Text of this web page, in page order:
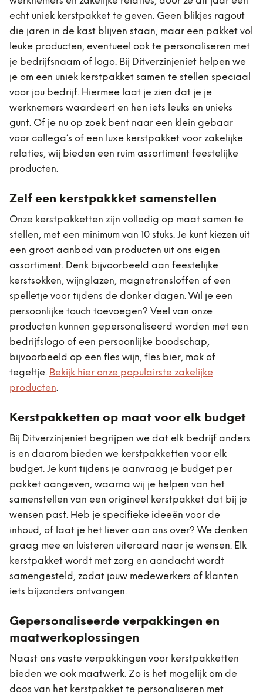
echt uniek kerstpakket te geven. Geen blikjes ragout
die jaren in de kast blijven staan, maar een pakket vol
leuke producten, eventueel ook te personaliseren met
je bedrijfsnaam of logo. Bij Ditverzinjeniet helpen we
je om een uniek kerstpakket samen te stellen speciaal
voor jou bedrijf. Hiermee laat je zien dat je je
werknemers waardeert en hen iets leuks en unieks
gunt. Of je nu op zoek bent naar een klein gebaar
voor collega’s of een luxe kerstpakket voor zakelijke
relaties, wij bieden een ruim assortiment feestelijke
producten.
Zelf een kerstpakkket samenstellen
Onze kerstpakketten zijn volledig op maat samen te
stellen, met een minimum van 10 stuks. Je kunt kiezen uit
een groot aanbod van producten uit ons eigen
assortiment. Denk bijvoorbeeld aan feestelijke
kerstsokken, wijnglazen, magnetronsloffen of een
spelletje voor tijdens de donker dagen. Wil je een
persoonlijke touch toevoegen? Veel van onze
producten kunnen gepersonaliseerd worden met een
bedrijfslogo of een persoonlijke boodschap,
bijvoorbeeld op een fles wijn, fles bier, mok of
tegeltje. Bekijk hier onze populairste zakelijke
producten.
Kerstpakketten op maat voor elk budget
Bij Ditverzinjeniet begrijpen we dat elk bedrijf anders
is en daarom bieden we kerstpakketten voor elk
budget. Je kunt tijdens je aanvraag je budget per
pakket aangeven, waarna wij je helpen van het
samenstellen van een origineel kerstpakket dat bij je
wensen past. Heb je specifieke ideeën voor de
inhoud, of laat je het liever aan ons over? We denken
graag mee en luisteren uiteraard naar je wensen. Elk
kerstpakket wordt met zorg en aandacht wordt
samengesteld, zodat jouw medewerkers of klanten
iets bijzonders ontvangen.
Gepersonaliseerde verpakkingen en
maatwerkoplossingen
Naast ons vaste verpakkingen voor kerstpakketten
bieden we ook maatwerk. Zo is het mogelijk om de
doos van het kerstpakket te personaliseren met